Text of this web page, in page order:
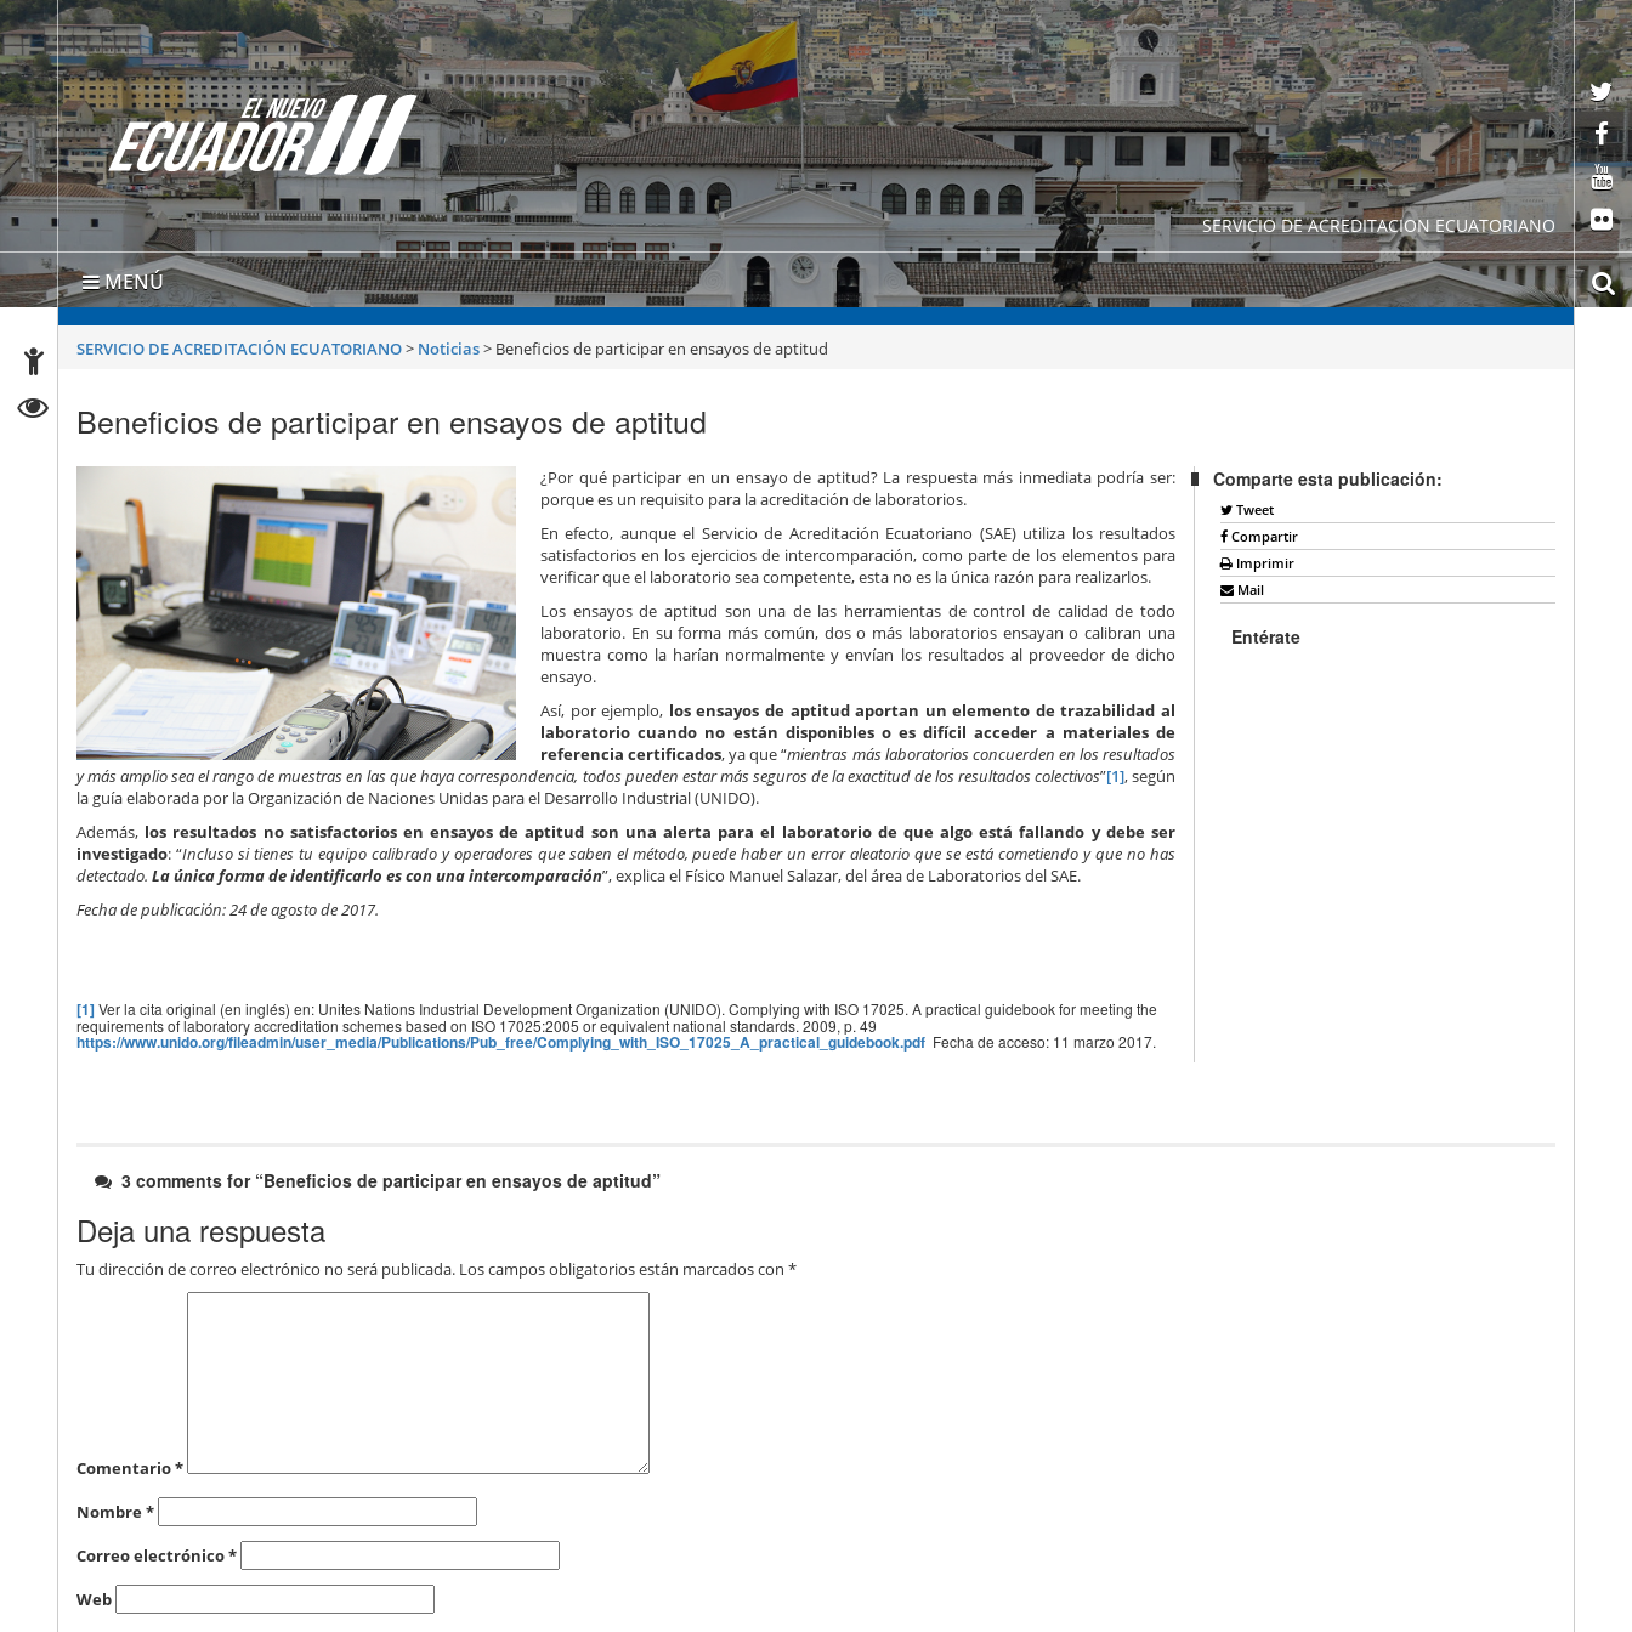
SERVICIO DE ACREDITACION ECUATORIANO
MENÚ
SERVICIO DE ACREDITACIÓN ECUATORIANO> Noticias> Beneficios de participar en ensayos de aptitud
Beneficios de participar en ensayos de aptitud
¿Por qué participar en un ensayo de aptitud? La respuesta más inmediata podría ser:
porque es un requisito para la acreditación de laboratorios.
En efecto, aunque el Servicio de Acreditación Ecuatoriano (SAE) utiliza los resultados
satisfactorios en los ejercicios de intercomparación, como parte de los elementos para
verificar que el laboratorio sea competente, esta no es la única razón para realizarlos.
Los ensayos de aptitud son una de las herramientas de control de calidad de todo
laboratorio. En su forma más común, dos o más laboratorios ensayan o calibran una
muestra como la harían normalmente y envían los resultados al proveedor de dicho
ensayo.
Así, por ejemplo, los ensayos de aptitud aportan un elemento de trazabilidad al
laboratorio cuando no están disponibles o es difícil acceder a materiales de
referencia certificados, ya que “mientras más laboratorios concuerden en los resultados
y más amplio sea el rango de muestras en las que haya correspondencia, todos pueden estar más seguros de la exactitud de los resultados colectivos”[1], según
la guía elaborada por la Organización de Naciones Unidas para el Desarrollo Industrial (UNIDO).
Además, los resultados no satisfactorios en ensayos de aptitud son una alerta para el laboratorio de que algo está fallando y debe ser
investigado: “Incluso si tienes tu equipo calibrado y operadores que saben el método, puede haber un error aleatorio que se está cometiendo y que no has
detectado.La única forma de identificarlo es con una intercomparación”, explica el Físico Manuel Salazar, del área de Laboratorios del SAE.
Fecha de publicación: 24 de agosto de 2017.
[1] Ver la cita original (en inglés) en: Unites Nations Industrial Development Organization (UNIDO). Complying with ISO 17025. A practical guidebook for meeting the
requirements of laboratory accreditation schemes based on ISO 17025:2005 or equivalent national standards. 2009, p. 49
https://www.unido.org/fileadmin/user_media/Publications/Pub_free/Complying_with_ISO_17025_A_practical_guidebook.pdf Fecha de acceso: 11 marzo 2017.
Comparte esta publicación:
Tweet
Compartir
Imprimir
Mail
Entérate
3 comments for “Beneficios de participar en ensayos de aptitud”
Deja una respuesta
Tu dirección de correo electrónico no será publicada. Los campos obligatorios están marcados con*
Comentario*
Nombre*
Correo electrónico*
Web